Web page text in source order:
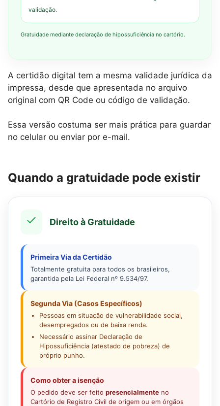
validação.
Gratuidade mediante declaração de hipossuficiência no cartório.
A certidão digital tem a mesma validade jurídica da
impressa, desde que apresentada no arquivo
original com QR Code ou código de validação.
Essa versão costuma ser mais prática para guardar
no celular ou enviar por e-mail.
Quando a gratuidade pode existir
Direito à Gratuidade
Primeira Via da Certidão
Totalmente gratuita para todos os brasileiros,
garantida pela Lei Federal nº 9.534/97.
Segunda Via (Casos Específicos)
Pessoas em situação de vulnerabilidade social,
desempregados ou de baixa renda.
Necessário assinar Declaração de
Hipossuficiência (atestado de pobreza) de
próprio punho.
Como obter a isenção
O pedido deve ser feito presencialmente no
Cartório de Registro Civil de origem ou em órgãos